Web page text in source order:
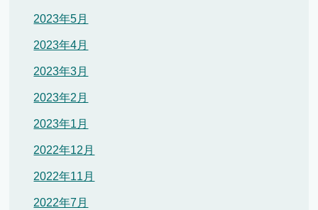
2023年5月
2023年4月
2023年3月
2023年2月
2023年1月
2022年12月
2022年11月
2022年7月